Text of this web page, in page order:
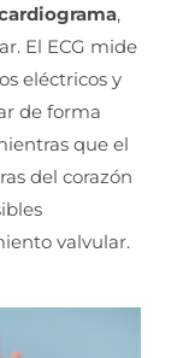
,
El ECG mide
eléctricos y
de forma
que el
del corazón
valvular.